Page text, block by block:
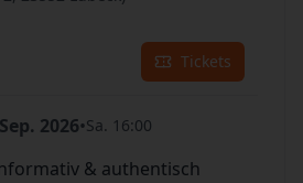
Tickets
Sep. 2026•Sa. 16:00
& authentisch